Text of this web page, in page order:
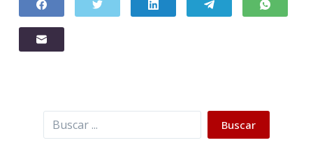
Buscar Buscar